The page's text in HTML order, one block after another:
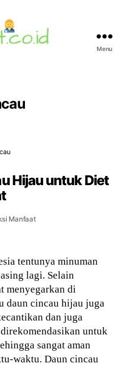
Menu
Hijau untuk Diet
Manfaat
tentunya minuman
lagi. Selain
menyegarkan di
daun cincau hijau juga
dan juga
untuk
sangat aman
waktu. Daun cincau